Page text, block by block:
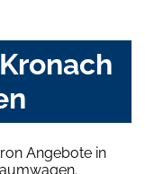
Angebote in